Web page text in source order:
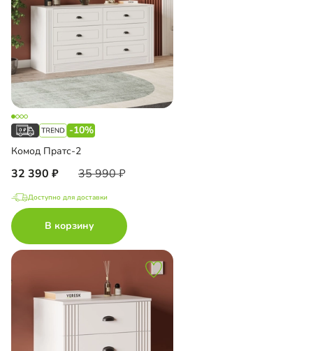
-10%
Комод Пратс-2
32 390 35 990
Доступно для доставки
В корзину